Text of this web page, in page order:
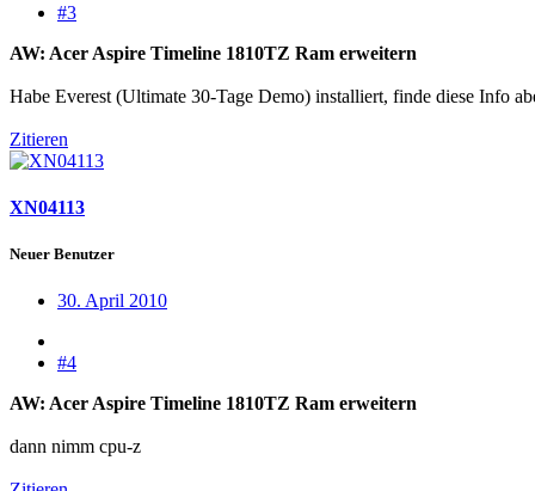
#3
AW: Acer Aspire Timeline 1810TZ Ram erweitern
Habe Everest (Ultimate 30-Tage Demo) installiert, finde diese Info
Zitieren
XN04113
Neuer Benutzer
30. April 2010
#4
AW: Acer Aspire Timeline 1810TZ Ram erweitern
dann nimm cpu-z